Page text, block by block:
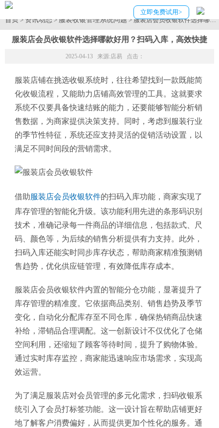
立即免费试用>
首页>资讯动态>服装收银管理系统问题> 服装店会员收银软件选择哪款
服装店会员收银软件选择哪款好用？扫码入库，高效快捷
2025-04-13 来源:店易 点击：
服装店铺在挑选收银系统时，往往希望找到一款既能简
化收银流程，又能助力店铺高效管理的工具。这就要求
系统不仅要具备快速结账的能力，还要能够智能分析销
售数据，为商家提供决策支持。同时，考虑到服装行业
的季节性特征，系统还应支持灵活的促销活动设置，以
满足不同时间段的营销需求。
借助服装店会员收银软件的扫码入库功能，商家实现了
库存管理的智能化升级。该功能利用先进的条形码识别
技术，准确记录每一件商品的详细信息，包括款式、尺
码、颜色等，为后续的销售分析提供有力支持。此外，
扫码入库还能实时同步库存状态，帮助商家精准预测销
售趋势，优化供应链管理，有效降低库存成本。
服装店会员收银软件内置的智能分仓功能，显著提升了
库存管理的精准度。它依据商品类别、销售趋势及季节
变化，自动化分配库存至不同仓库，确保热销商品快速
补给，滞销品合理调配。这一创新设计不仅优化了仓储
空间利用，还缩短了顾客等待时间，提升了购物体验。
通过实时库存监控，商家能迅速响应市场需求，实现高
效运营。
为了满足服装店对会员管理的多元化需求，扫码收银系
统引入了会员打标签功能。这一设计旨在帮助店铺更好
地了解客户消费偏好，从而提供更加个性化的服务。通